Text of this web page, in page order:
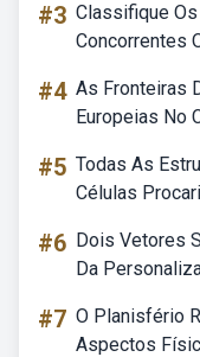
#3 Classifique
Concorrentes
#4 As Fronteiras
Europeias No
#5 Todas As
Células
#6 Dois Vetores
Da
#7 O Planisfério
Aspectos